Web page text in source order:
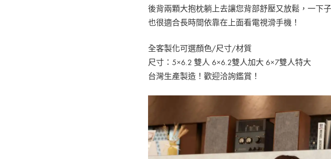
抱
架〉
後背兩顆大抱枕躺上去讓您背部舒壓又放鬆，一下
也很適合長時間依靠在上面看電視滑手機！
全客製化可選顏色/尺寸/材質
尺寸：5×6.2 雙人 6×6.2雙人加大 6×7雙人特大
台灣生產製造！歡迎洽詢鑑賞！